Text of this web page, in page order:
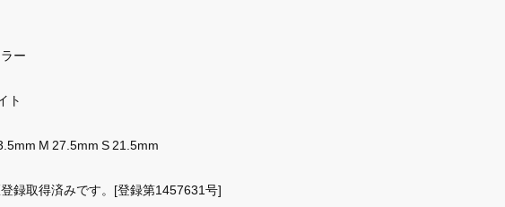
ー
ト
M 27.5mm S 21.5mm
録取得済みです。[登録第1457631号]